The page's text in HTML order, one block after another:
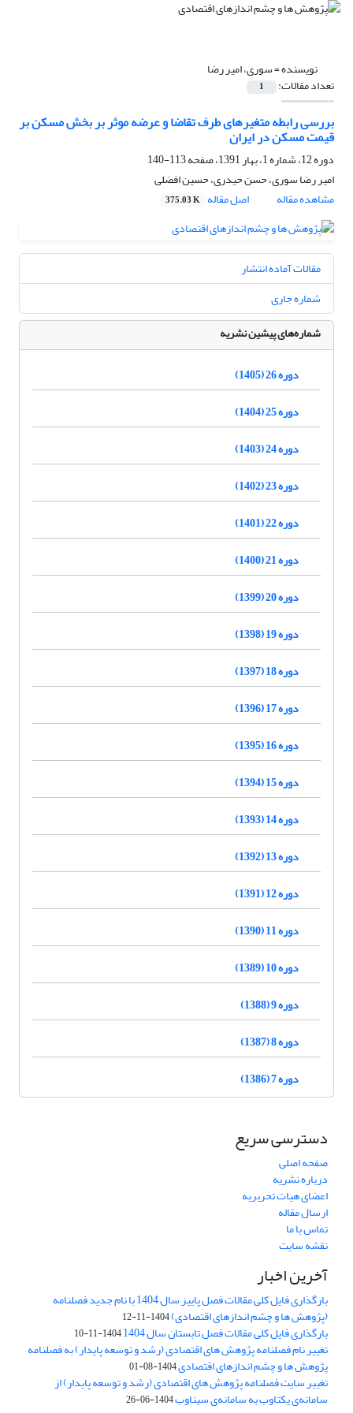
نویسنده =سوری، امیر رضا
تعداد مقالات: 1
بررسی رابطه متغیرهای طرف تقاضا و عرضه موثر بر بخش مسکن بر
قیمت مسکن در ایران
دوره 12، شماره 1، بهار 1391، صفحه
113-140
امیر رضا سوری، حسن حیدری، حسین افضلی
مشاهده مقاله
اصل مقاله 375.03 K
مقالات آماده انتشار
شماره جاری
شماره‌های پیشین نشریه
دوره 26 (1405)
دوره 25 (1404)
دوره 24 (1403)
دوره 23 (1402)
دوره 22 (1401)
دوره 21 (1400)
دوره 20 (1399)
دوره 19 (1398)
دوره 18 (1397)
دوره 17 (1396)
دوره 16 (1395)
دوره 15 (1394)
دوره 14 (1393)
دوره 13 (1392)
دوره 12 (1391)
دوره 11 (1390)
دوره 10 (1389)
دوره 9 (1388)
دوره 8 (1387)
دوره 7 (1386)
دسترسی سریع
صفحه اصلی
درباره نشریه
اعضای هیات تحریریه
ارسال مقاله
تماس با ما
نقشه سایت
آخرین اخبار
بارگذاری فایل کلی مقالات فصل پاییز سال 1404 با نام جدید فصلنامه
(پژوهش ها و چشم اندازهای اقتصادی)1404-11-12
بارگذاری فایل کلی مقالات فصل تابستان سال 1404 1404-11-10
تغییر نام فصلنامه پژوهش های اقتصادی (رشد و توسعه پایدار) به فصلنامه
پژوهش ها و چشم اندازهای اقتصادی1404-08-01
تغییر سایت فصلنامه پژوهش های اقتصادی (رشد و توسعه پایدار) از
سامانه‌ی یکتاوب به سامانه‌ی سیناوب1404-06-26